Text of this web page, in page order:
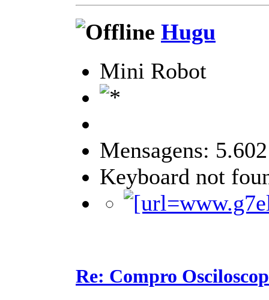
Hugu
Mini Robot
Mensagens: 5.602
Keyboard not
Re: Compro